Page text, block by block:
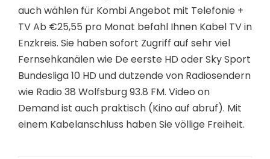
auch wählen für Kombi Angebot mit Telefonie +
TV Ab €25,55 pro Monat befahl Ihnen Kabel TV in
Enzkreis. Sie haben sofort Zugriff auf sehr viel
Fernsehkanälen wie De eerste HD oder Sky Sport
Bundesliga 10 HD und dutzende von Radiosendern
wie Radio 38 Wolfsburg 93.8 FM. Video on
Demand ist auch praktisch (Kino auf abruf). Mit
einem Kabelanschluss haben Sie völlige Freiheit.